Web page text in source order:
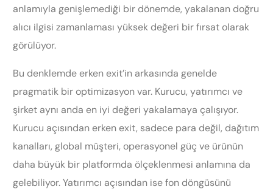
anlamıyla genişlemediği bir dönemde, yakalanan doğru
alıcı ilgisi zamanlaması yüksek değeri bir fırsat olarak
görülüyor.
Bu denklemde erken exit’in arkasında genelde
pragmatik bir optimizasyon var. Kurucu, yatırımcı ve
şirket aynı anda en iyi değeri yakalamaya çalışıyor.
Kurucu açısından erken exit, sadece para değil, dağıtım
kanalları, global müşteri, operasyonel güç ve ürünün
daha büyük bir platformda ölçeklenmesi anlamına da
gelebiliyor. Yatırımcı açısından ise fon döngüsünü